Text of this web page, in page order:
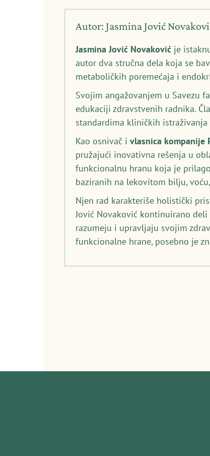
Autor: Jasmina Jović
Jasmina Jović Novaković je
autor dva stručna dela koja se
metaboličkih poremećaja i
Svojim angažovanjem u Savezu
edukaciji zdravstvenih radnika.
standardima kliničkih
Kao osnivač i vlasnica kompanije
pružajući inovativna rešenja u
funkcionalnu hranu koja je
baziranih na lekovitom bilju,
Njen rad karakteriše holistički
Jović Novaković kontinuirano
razumeju i upravljaju svojim
funkcionalne hrane, posebno je